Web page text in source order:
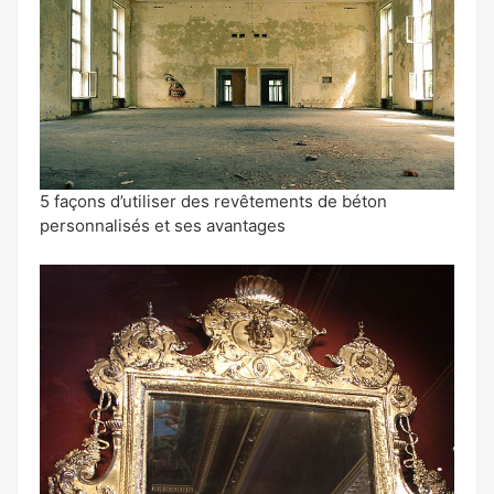
5 façons d’utiliser des revêtements de béton
personnalisés et ses avantages